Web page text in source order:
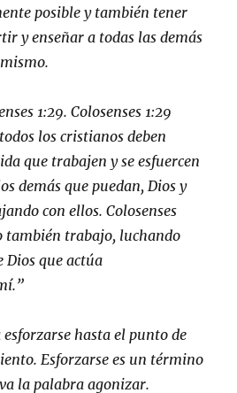
posible y también tener
y enseñar a todas las demás
1:29. Colosenses 1:29
los cristianos deben
que trabajen y se esfuercen
demás que puedan, Dios y
con ellos. Colosenses
también trabajo, luchando
Dios que actúa
hasta el punto de
Esforzarse es un término
la palabra agonizar.